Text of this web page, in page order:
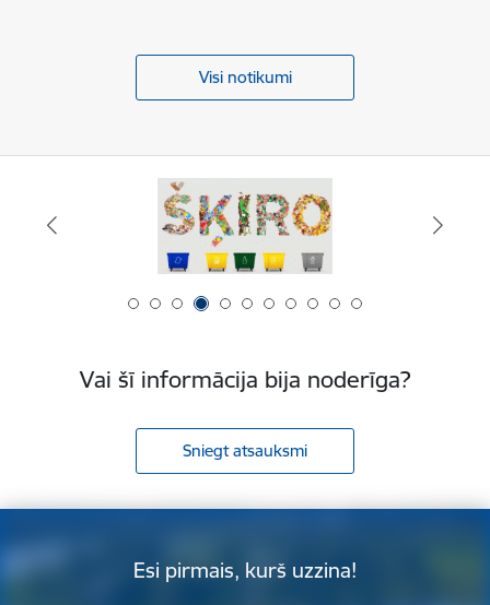
Visi notikumi
Vai šī informācija bija noderīga?
Sniegt atsauksmi
Esi pirmais, kurš uzzina!